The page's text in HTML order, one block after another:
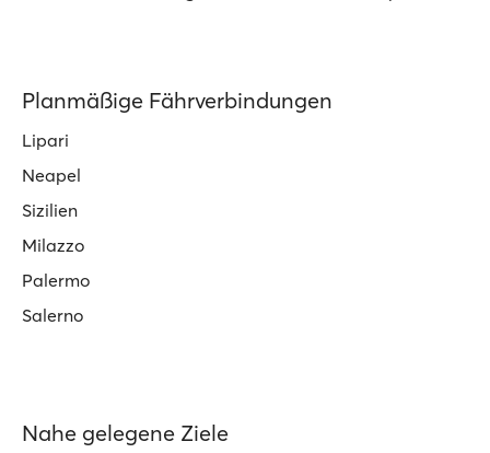
Planmäßige Fährverbindungen
Lipari
Neapel
Sizilien
Milazzo
Palermo
Salerno
Nahe gelegene Ziele